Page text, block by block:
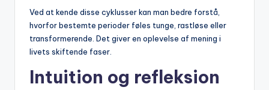
Ved at kende disse cyklusser kan man bedre forstå,
hvorfor bestemte perioder føles tunge, rastløse eller
transformerende. Det giver en oplevelse af mening i
livets skiftende faser.
Intuition og refleksion